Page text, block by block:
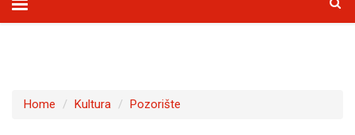
Home Kultura Pozorište